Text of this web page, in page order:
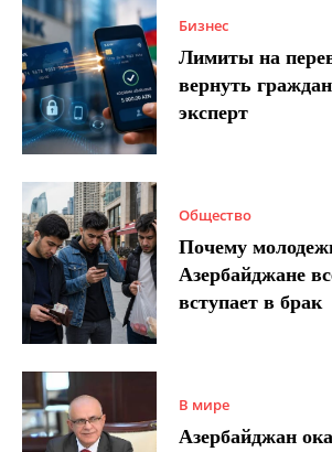
Бизнес
Лимиты на
вернуть
эксперт
Общество
Почему
Азербайджане
вступает в брак
В мире
Азербайджан